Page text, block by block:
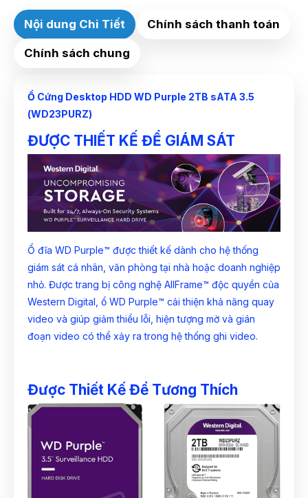
Nội dung Chi Tiết Chính sách thanh toán
Chính sách chung
Ổ Cứng Desktop HDD WD Purple 2TB sATA 3.5
(WD23PURZ)
ĐƯỢC THIẾT KẾ ĐỂ GIÁM SÁT
Ổ đĩa WD Purple™ được thiết kế dành cho hệ thống
giám sát cá nhân, văn phòng tại nhà hoặc doanh nghiệp
nhỏ. Được trang bị công nghệ AllFrame™ độc quyền của
Western Digital, ổ WD Purple™ cải thiện khả năng quay
video và giúp giảm thiểu lỗi, hiện tượng mờ và gián
đoạn video có thể xảy ra trong hệ thống ghi video.
Được Thiết Kế Để Tương Thích